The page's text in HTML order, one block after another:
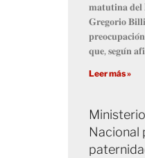
𝐦𝐚𝐭𝐮𝐭𝐢𝐧𝐚 𝐝𝐞𝐥
𝐆𝐫𝐞𝐠𝐨𝐫𝐢𝐨
𝐩𝐫𝐞𝐨𝐜𝐮𝐩𝐚𝐜𝐢𝐨́𝐧
𝐪𝐮𝐞, 𝐬𝐞𝐠𝐮́𝐧
Leer más »
Nacional